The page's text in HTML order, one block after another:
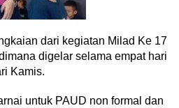
dari kegiatan Milad Ke 17
digelar selama empat hari
Kamis.
untuk PAUD non formal dan